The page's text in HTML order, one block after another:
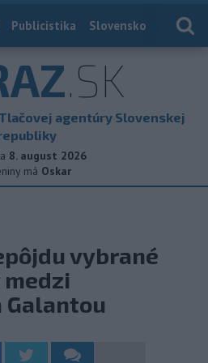
Publicistika Slovensko
.SK
agentúry Slovenskej
8. august 2026
má Oskar
vybrané